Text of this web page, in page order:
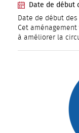
Date de début
Date de début
Cet
à améliorer la